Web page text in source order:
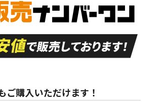
付き
なく、
とんど
品
A
走行距離も少なく、
非常に状態の良い中
古品
品
んどない中古品
ご購入いただけます！